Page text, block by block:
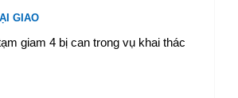
GIAO
giam 4 bị can trong vụ khai thác